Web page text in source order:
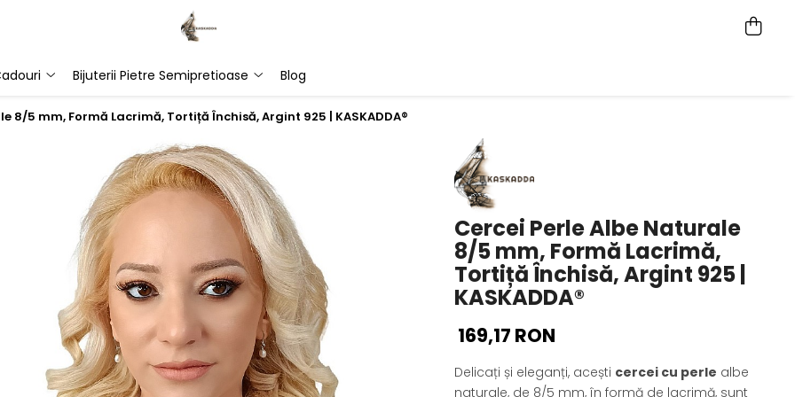
Bijuterii Pietre Semipretioase Blog
8/5 mm, Formă Lacrimă, Tortiță Închisă, Argint 925 | KASKADDA®
Cercei Perle Albe Naturale
8/5 mm, Formă Lacrimă,
Tortiță Închisă, Argint 925 |
KASKADDA®
169,17 RON
Delicați și eleganți, acești cercei cu perle albe
naturale, de 8/5 mm, în formă de lacrimă, sunt